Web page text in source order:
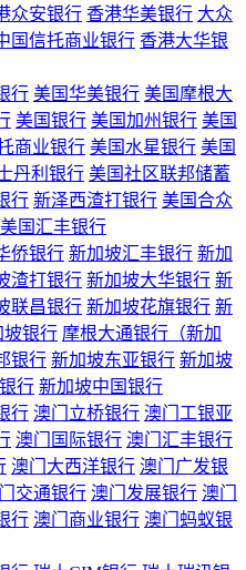
众安银行 香港华美银行 大众
国信托商业银行 香港大华银
行 美国华美银行 美国摩根大
美国银行 美国加州银行 美国
商业银行 美国水星银行 美国
丹利银行 美国社区联邦储蓄
行 新泽西渣打银行 美国合众
美国汇丰银行
侨银行 新加坡汇丰银行 新加
渣打银行 新加坡大华银行 新
联昌银行 新加坡花旗银行 新
坡银行 摩根大通银行（新加
银行 新加坡东亚银行 新加坡
行 新加坡中国银行
行 澳门立桥银行 澳门工银亚
澳门国际银行 澳门汇丰银行
澳门大西洋银行 澳门广发银
交通银行 澳门发展银行 澳门
行 澳门商业银行 澳门蚂蚁银